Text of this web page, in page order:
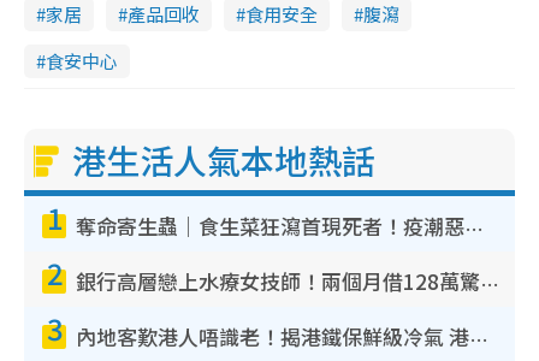
家居 產品回收 食用安全
腹瀉
食安中心
港生活人氣本地熱話
1 奪命寄生蟲｜食生菜狂瀉首現死者！疫潮惡化錄1.8萬宗病例 揭洗菜3大謬誤
2 銀行高層戀上水療女技師！兩個月借128萬驚覺「沉船」沉落火海 揭背後疑似邪教操控賣淫
3 內地客歎港人唔識老！揭港鐵保鮮級冷氣 港人求放過：咪投訴